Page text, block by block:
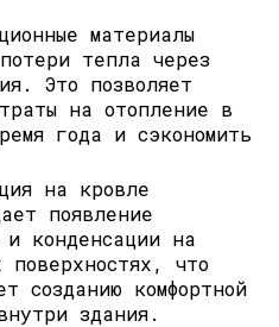
материалы
тепла через
Это позволяет
на отопление в
года и сэкономить
на кровле
появление
и конденсации на
поверхностях, что
созданию комфортной
здания.